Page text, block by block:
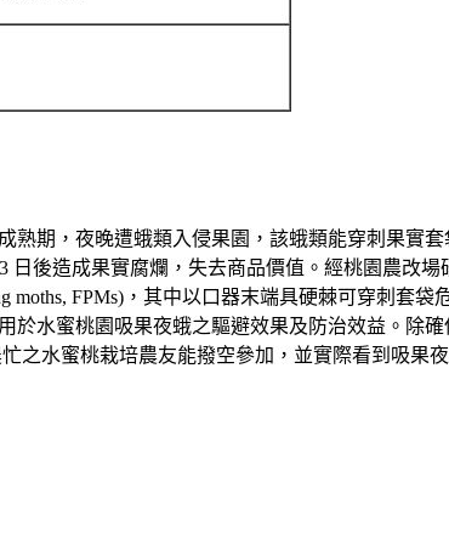
期，夜晚遭蛾類入侵果園，該蛾類能穿刺果實套
後造成果實腐爛，失去商品價值。經桃園農改場
FPMs)，其中以口器末端具硬棘可穿刺套袋
於水蜜桃園吸果夜蛾之驅避效果及防治效益。除確
之水蜜桃栽培農友能撥空參加，並實際看到吸果